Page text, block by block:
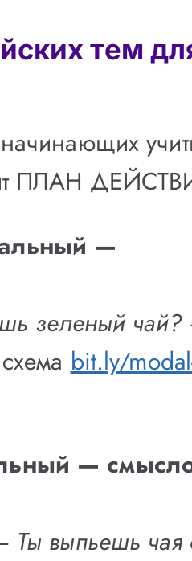
тем
ПЛАН
—
зеленый
bit.ly/
—
Ты выпьешь чая